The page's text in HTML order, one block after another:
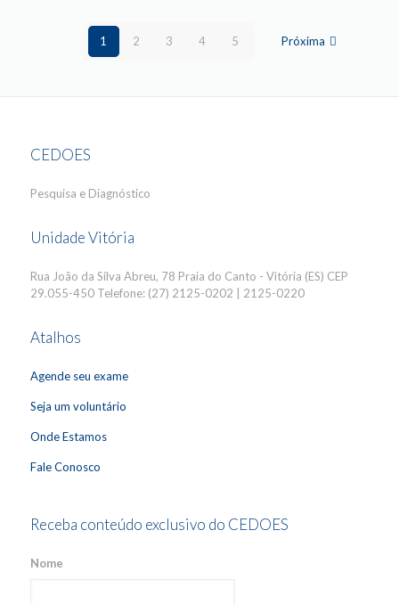
1 2 3 4 5 Próxima
CEDOES
Pesquisa e Diagnóstico
Unidade Vitória
Rua João da Silva Abreu, 78 Praia do Canto - Vitória (ES) CEP
29.055-450 Telefone: (27) 2125-0202 | 2125-0220
Atalhos
Agende seu exame
Seja um voluntário
Onde Estamos
Fale Conosco
Receba conteúdo exclusivo do CEDOES
Nome